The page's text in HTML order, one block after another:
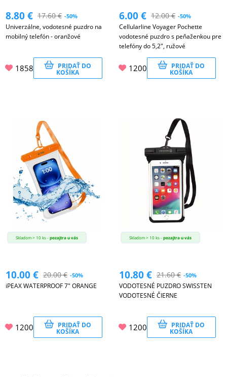
8.80€ 17.60€ -50%
Univerzálne, vodotesné puzdro na
mobilný telefón - oranžové
1858 PRIDAŤ DO
KOŠÍKA
6.00€ 12.00€ -50%
Cellularline Voyager Pochette
vodotesné puzdro s peňaženkou pre
telefóny do 5,2", ružové
1200 PRIDAŤ DO
KOŠÍKA
Skladom > 10 ks -pozajtra u vás
10.00€ 20.00€ -50%
iPEAX WATERPROOF 7" ORANGE
1200 PRIDAŤ DO
KOŠÍKA
Skladom > 10 ks -pozajtra u vás
10.80€ 21.60€ -50%
VODOTESNÉ PUZDRO SWISSTEN
VODOTESNÉ ČIERNE
1200 PRIDAŤ DO
KOŠÍKA